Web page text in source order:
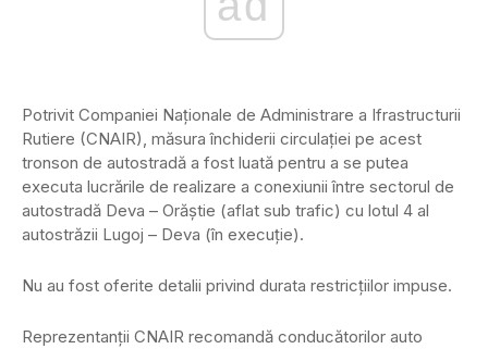
Potrivit Companiei Naţionale de Administrare a Ifrastructurii
Rutiere (CNAIR), măsura închiderii circulaţiei pe acest
tronson de autostradă a fost luată pentru a se putea
executa lucrările de realizare a conexiunii între sectorul de
autostradă Deva – Orăştie (aflat sub trafic) cu lotul 4 al
autostrăzii Lugoj – Deva (în execuţie).
Nu au fost oferite detalii privind durata restricţiilor impuse.
Reprezentanţii CNAIR recomandă conducătorilor auto